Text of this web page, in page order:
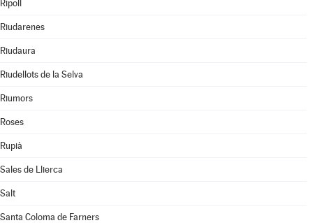
Ripoll
Riudarenes
Riudaura
Riudellots de la Selva
Riumors
Roses
Rupià
Sales de Llierca
Salt
Santa Coloma de Farners